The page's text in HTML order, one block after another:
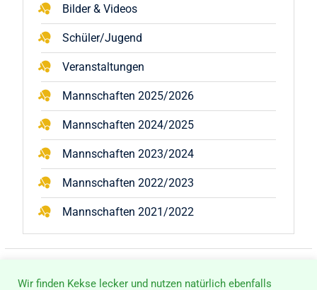
Bilder & Videos
Schüler/Jugend
Veranstaltungen
Mannschaften 2025/2026
Mannschaften 2024/2025
Mannschaften 2023/2024
Mannschaften 2022/2023
Mannschaften 2021/2022
Wir finden Kekse lecker und nutzen natürlich ebenfalls